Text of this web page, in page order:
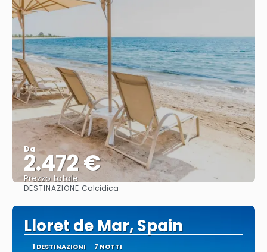
Da
2.472 €
Prezzo totale
DESTINAZIONE:Calcidica
Lloret de Mar, Spain
1 DESTINAZIONI 7 NOTTI